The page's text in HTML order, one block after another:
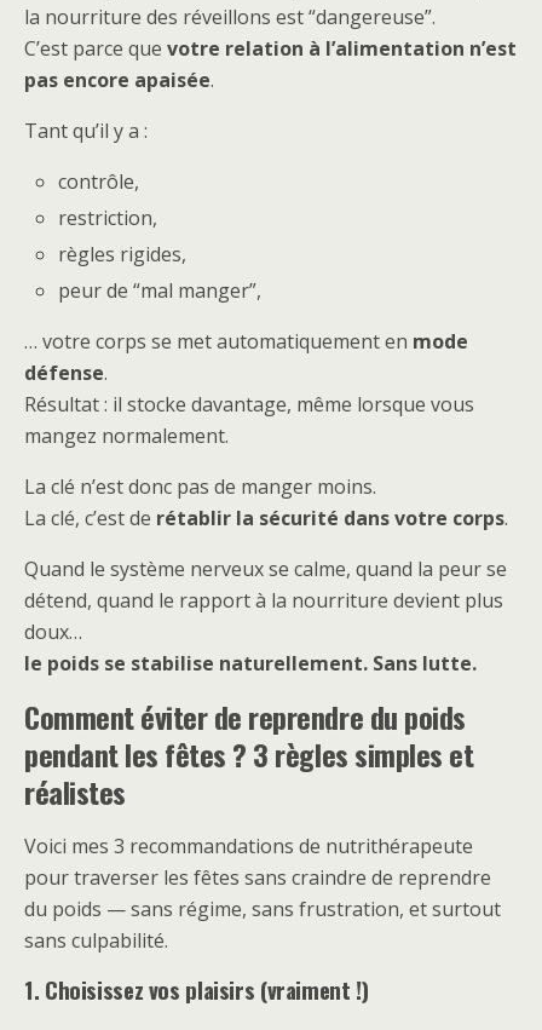
la nourriture des réveillons est “dangereuse”.
C’est parce que votre relation à l’alimentation n’est
pas encore apaisée.
Tant qu’il y a :
contrôle,
restriction,
règles rigides,
peur de “mal manger”,
… votre corps se met automatiquement en mode
défense.
Résultat : il stocke davantage, même lorsque vous
mangez normalement.
La clé n’est donc pas de manger moins.
La clé, c’est de rétablir la sécurité dans votre corps.
Quand le système nerveux se calme, quand la peur se
détend, quand le rapport à la nourriture devient plus
doux…
le poids se stabilise naturellement. Sans lutte.
Comment éviter de reprendre du poids
pendant les fêtes ? 3 règles simples et
réalistes
Voici mes 3 recommandations de nutrithérapeute
pour traverser les fêtes sans craindre de reprendre
du poids — sans régime, sans frustration, et surtout
sans culpabilité.
1. Choisissez vos plaisirs (vraiment !)